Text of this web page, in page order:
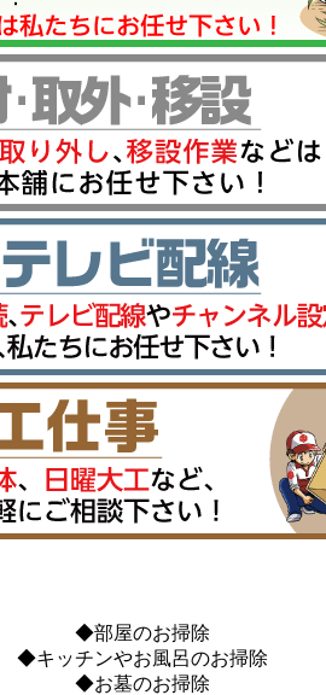
◆部屋のお掃除
◆キッチンやお風呂のお掃除
◆お墓のお掃除